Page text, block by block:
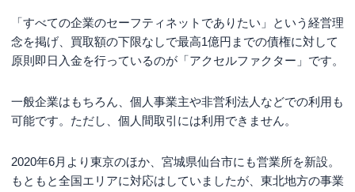
アクセルファクターからのメッセージ
まとめ
「すべての企業のセーフティネットでありたい」という経営理
念を掲げ、買取額の下限なしで最高1億円までの債権に対して
原則即日入金を行っているのが「アクセルファクター」です。
一般企業はもちろん、個人事業主や非営利法人などでの利用も
可能です。ただし、個人間取引には利用できません。
2020年6月より東京のほか、宮城県仙台市にも営業所を新設。
もともと全国エリアに対応はしていましたが、東北地方の事業